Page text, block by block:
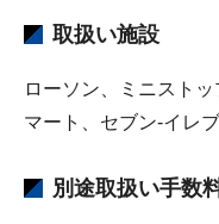
取扱い施設
ローソン、ミニスト
マート、セブン-イレ
別途取扱い手数